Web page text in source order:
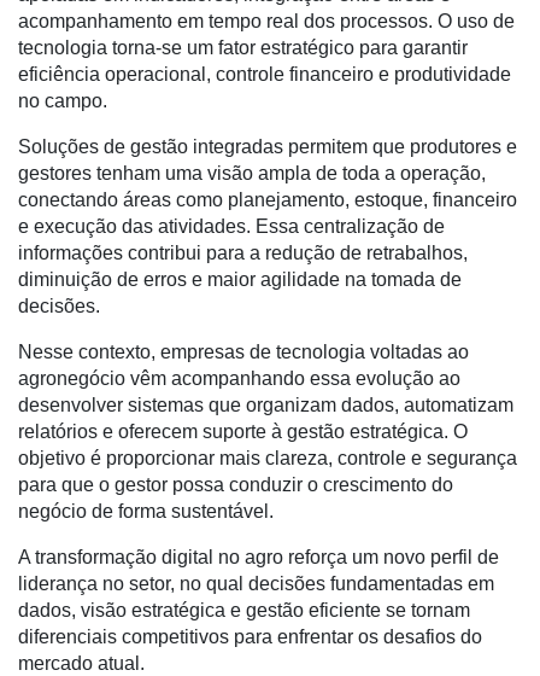
Liberali
Netrin
Néctar
Tecprime
Agro
Lean
Way
Consulting
ONE
CHB
acompanhamento em tempo real dos processos. O uso de
tecnologia torna-se um fator estratégico para garantir
eficiência operacional, controle financeiro e produtividade
no campo.
Soluções de gestão integradas permitem que produtores e
gestores tenham uma visão ampla de toda a operação,
conectando áreas como planejamento, estoque, financeiro
e execução das atividades. Essa centralização de
informações contribui para a redução de retrabalhos,
diminuição de erros e maior agilidade na tomada de
decisões.
Nesse contexto, empresas de tecnologia voltadas ao
agronegócio vêm acompanhando essa evolução ao
desenvolver sistemas que organizam dados, automatizam
relatórios e oferecem suporte à gestão estratégica. O
objetivo é proporcionar mais clareza, controle e segurança
para que o gestor possa conduzir o crescimento do
negócio de forma sustentável.
A transformação digital no agro reforça um novo perfil de
liderança no setor, no qual decisões fundamentadas em
dados, visão estratégica e gestão eficiente se tornam
diferenciais competitivos para enfrentar os desafios do
mercado atual.